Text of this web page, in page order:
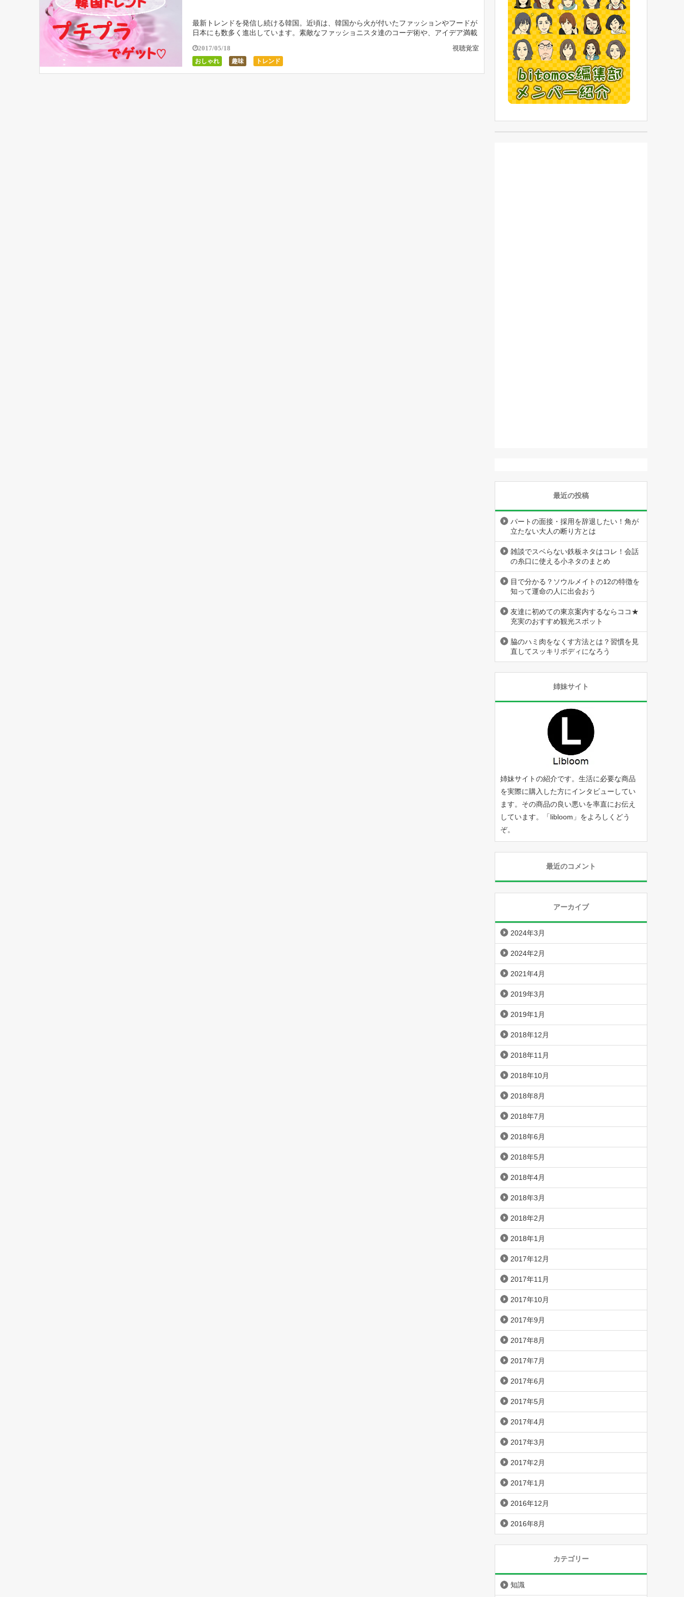
最新トレンドを発信し続ける韓国。近頃は、韓国から火が付いたファッションやフードが
日本にも数多く進出しています。素敵なファッショニスタ達のコーデ術や、アイデア満載
2017/05/18
おしゃれ 趣味 トレンド
視聴覚室
最近の投稿
パートの面接・採用を辞退したい！角が
立たない大人の断り方とは
雑談でスベらない鉄板ネタはコレ！会話
の糸口に使える小ネタのまとめ
目で分かる？ソウルメイトの12の特徴を
知って運命の人に出会おう
友達に初めての東京案内するならココ★
充実のおすすめ観光スポット
脇のハミ肉をなくす方法とは？習慣を見
直してスッキリボディになろう
姉妹サイト
姉妹サイトの紹介です。生活に必要な商品
を実際に購入した方にインタビューしてい
ます。その商品の良い悪いを率直にお伝え
しています。「libloom 」をよろしくどう
ぞ。
最近のコメント
アーカイブ
2024年3月
2024年2月
2021年4月
2019年3月
2019年1月
2018年12月
2018年11月
2018年10月
2018年8月
2018年7月
2018年6月
2018年5月
2018年4月
2018年3月
2018年2月
2018年1月
2017年12月
2017年11月
2017年10月
2017年9月
2017年8月
2017年7月
2017年6月
2017年5月
2017年4月
2017年3月
2017年2月
2017年1月
2016年12月
2016年8月
カテゴリー
知識